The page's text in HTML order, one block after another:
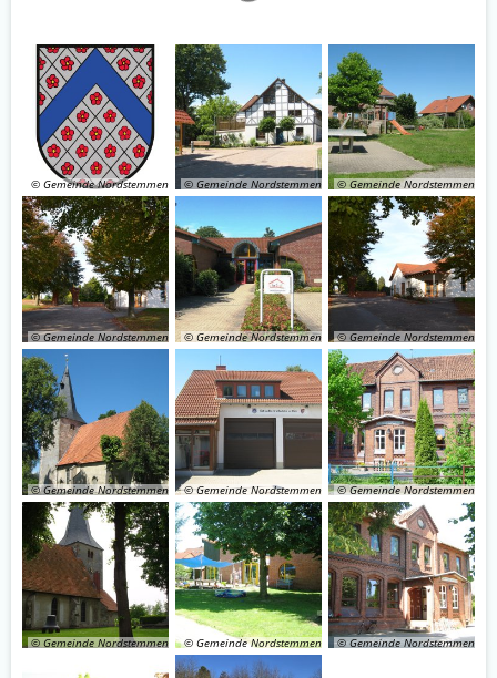
© Gemeinde Nordstemmen © Gemeinde Nordstemmen © Gemeinde Nordstemmen
© Gemeinde Nordstemmen © Gemeinde Nordstemmen © Gemeinde Nordstemmen
© Gemeinde Nordstemmen © Gemeinde Nordstemmen © Gemeinde Nordstemmen
© Gemeinde Nordstemmen © Gemeinde Nordstemmen © Gemeinde Nordstemmen